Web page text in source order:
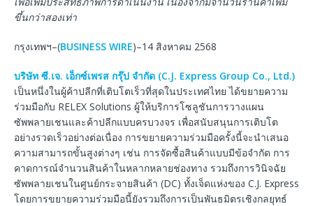
ขึ้นกว่าสองเท่า
กรุงเทพฯ–(BUSINESS WIRE)–14 สิงหาคม 2568
บริษัท ซี.เจ. เอ็กซ์เพรส กรุ๊ป จำกัด (C.J. Express Group Co., Ltd.)
เป็นหนึ่งในผู้ค้าปลีกที่เติบโตเร็วที่สุดในประเทศไทย ได้ขยายความ
ร่วมมือกับ RELEX Solutions ผู้ให้บริการโซลูชันการวางแผน
ซัพพลายเชนและค้าปลีกแบบครบวงจร เพื่อสนับสนุนการเติบโต
อย่างรวดเร็วอย่างต่อเนื่อง การขยายความร่วมมือครั้งนี้จะนำเสนอ
ความสามารถขั้นสูงต่างๆ เช่น การจัดซื้อสินค้าแบบมีข้อจำกัด การ
คาดการณ์จำนวนสินค้าในหลากหลายช่องทาง รวมถึงการวินิจฉัย
ซัพพลายเชนในศูนย์กระจายสินค้า (DC) ทั้งเจ็ดแห่งของ C.J. Express
โดยการขยายความร่วมมือนี้ยังรวมถึงการเป็นพันธมิตรเชิงกลยุทธ์